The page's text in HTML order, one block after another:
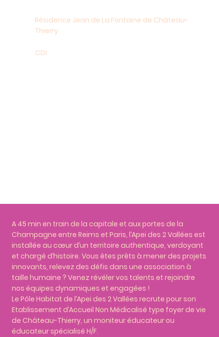
Résidence Jean de La Fontaine de Château-
Thierry
CDI
A 45 min en train de la capitale et aux portes de la
Champagne entre Reims et Paris, l’Apei des 2 Vallées est
installée au cœur d’un territoire authentique, verdoyant
et chargé d’histoire. Vous êtes prêts à mener des projets
innovants, relevez des défis dans une association à
taille humaine ? Venez révéler vos talents et rejoindre
nos équipes dynamiques et engagées !
Le Pôle Habitat de l’Apei des 2 Vallées recrute pour son
Etablissement d’Accueil Non Médicalisé type foyer de vie
de Château-Thierry, un moniteur éducateur ou
éducateur spécialisé H/F.